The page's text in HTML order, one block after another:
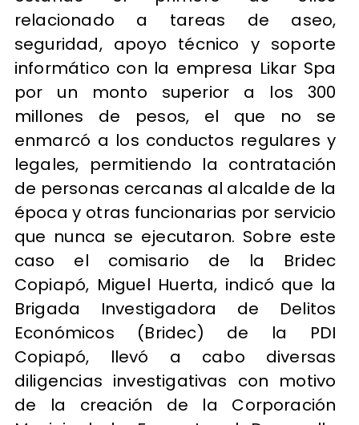
relacionado a tareas de aseo,
seguridad, apoyo técnico y soporte
informático con la empresa Likar Spa
por un monto superior a los 300
millones de pesos, el que no se
enmarcó a los conductos regulares y
legales, permitiendo la contratación
de personas cercanas al alcalde de la
época y otras funcionarias por servicio
que nunca se ejecutaron. Sobre este
caso el comisario de la Bridec
Copiapó, Miguel Huerta, indicó que la
Brigada Investigadora de Delitos
Económicos (Bridec) de la PDI
Copiapó, llevó a cabo diversas
diligencias investigativas con motivo
de la creación de la Corporación